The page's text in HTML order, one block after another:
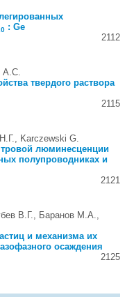
: Ge
2112
А.С.
твердого раствора
2115
Karczewski G.
люминесценции
полупроводниках и
2121
В.Г., Баранов M.A.,
и механизма их
осаждения
2125